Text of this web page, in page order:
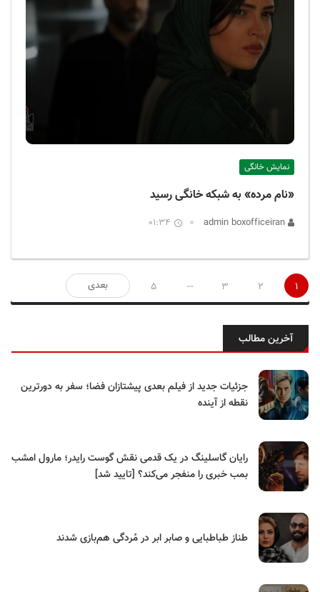
نمایش خانگی
«نام مرده» به شبکه خانگی رسید
01:34
صفحه‌بندی
نوشته‌ها
1
2
3
…
5 بعدی
آخرین مطالب
جزئیات جدید از فیلم بعدی پیشتازان فضا؛ سفر به دورترین
نقطه از آینده
رایان گاسلینگ در یک قدمی نقش گوست رایدر؛ مارول امشب
بمب خبری را منفجر می‌کند؟ [تایید شد]
طناز طباطبایی و صابر ابر در مُردگی هم‌بازی شدند